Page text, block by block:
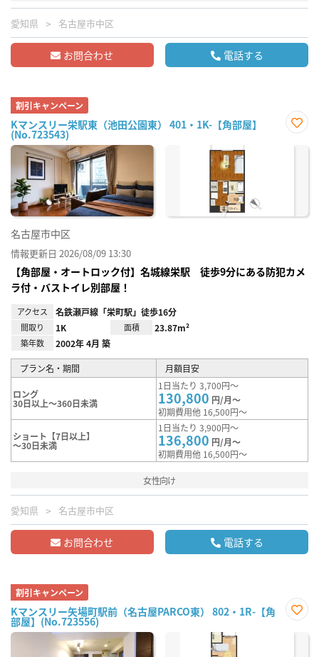
愛知県 名古屋市中区
お問合わせ 電話する
割引キャンペーン
Kマンスリー栄駅東（池田公園東） 401・1K-【角部屋】
(No.723543)
に入
名古屋市中区
情報更新日 2026/08/09 13:30
【角部屋・オートロック付】名城線栄駅 徒歩9分にある防犯カメ
ラ付・バストイレ別部屋！
アクセス 名鉄瀬戸線「栄町駅」徒歩16分
間取り 1K 面積 23.87m²
築年数 2002年 4月 築
プラン名・期間 月額目安
ロング
30日以上～360日未満
1日当たり 3,700円～
130,800 円/月～
初期費用他 16,500円～
ショート【7日以上】
～30日未満
1日当たり 3,900円～
136,800 円/月～
初期費用他 16,500円～
女性向け
愛知県 名古屋市中区
お問合わせ 電話する
割引キャンペーン
Kマンスリー矢場町駅前（名古屋PARCO東） 802・1R-【角
部屋】(No.723556)
に入